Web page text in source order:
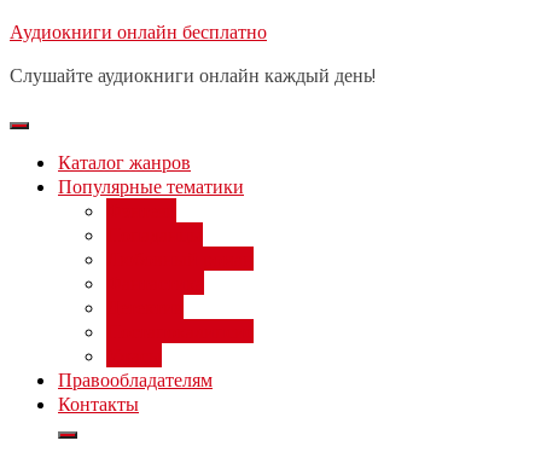
Перейти
содержимому
Аудиокниги онлайн бесплатно
Слушайте аудиокниги онлайн каждый день!
Каталог жанров
Популярные тематики
Правообладателям
Контакты
Бесплатный вебинар: заработок
день